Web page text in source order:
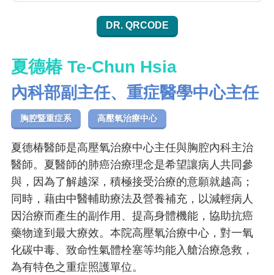
DR. QRCODE
夏德椿 Te-Chun Hsia
內科部副主任、重症醫學中心主任
胸腔暨重症系 高壓氧治療中心
夏德椿醫師是高壓氧治療中心主任與胸腔內科主治
醫師。夏醫師的肺癌治療理念是希望讓病人共同參
與，因為了解越深，積極接受治療的意願就越高；
同時，藉由中醫輔助療法及營養補充，以減輕病人
因治療而產生的副作用、提高身體機能，協助抗癌
藥物達到最大療效。本院高壓氧治療中心，對一氧
化碳中毒、致命性氣體栓塞等均能入艙治療急救，
為有特色之重症照護單位。